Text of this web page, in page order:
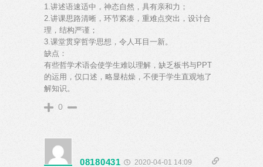
1.讲述语速适中，神态自然，具有亲和力；
2.讲课思路清晰，环节紧凑，重难点突出，设计合
理，结构严谨；
3.课堂贯穿哲学思想，令人耳目一新。
缺点：
有些哲学术语会使学生难以理解，缺乏板书与PPT
的运用，仅口述，略显枯燥，不便于学生直观地了
解知识。
0
08180431 2020-04-01 14:09